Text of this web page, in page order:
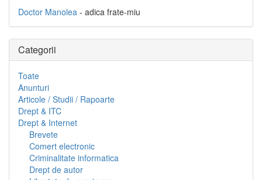
Doctor Manolea - adica frate-miu
Categorii
Toate
Anunturi
Articole / Studii / Rapoarte
Drept & ITC
Drept & Internet
Brevete
Comert electronic
Criminalitate informatica
Drept de autor